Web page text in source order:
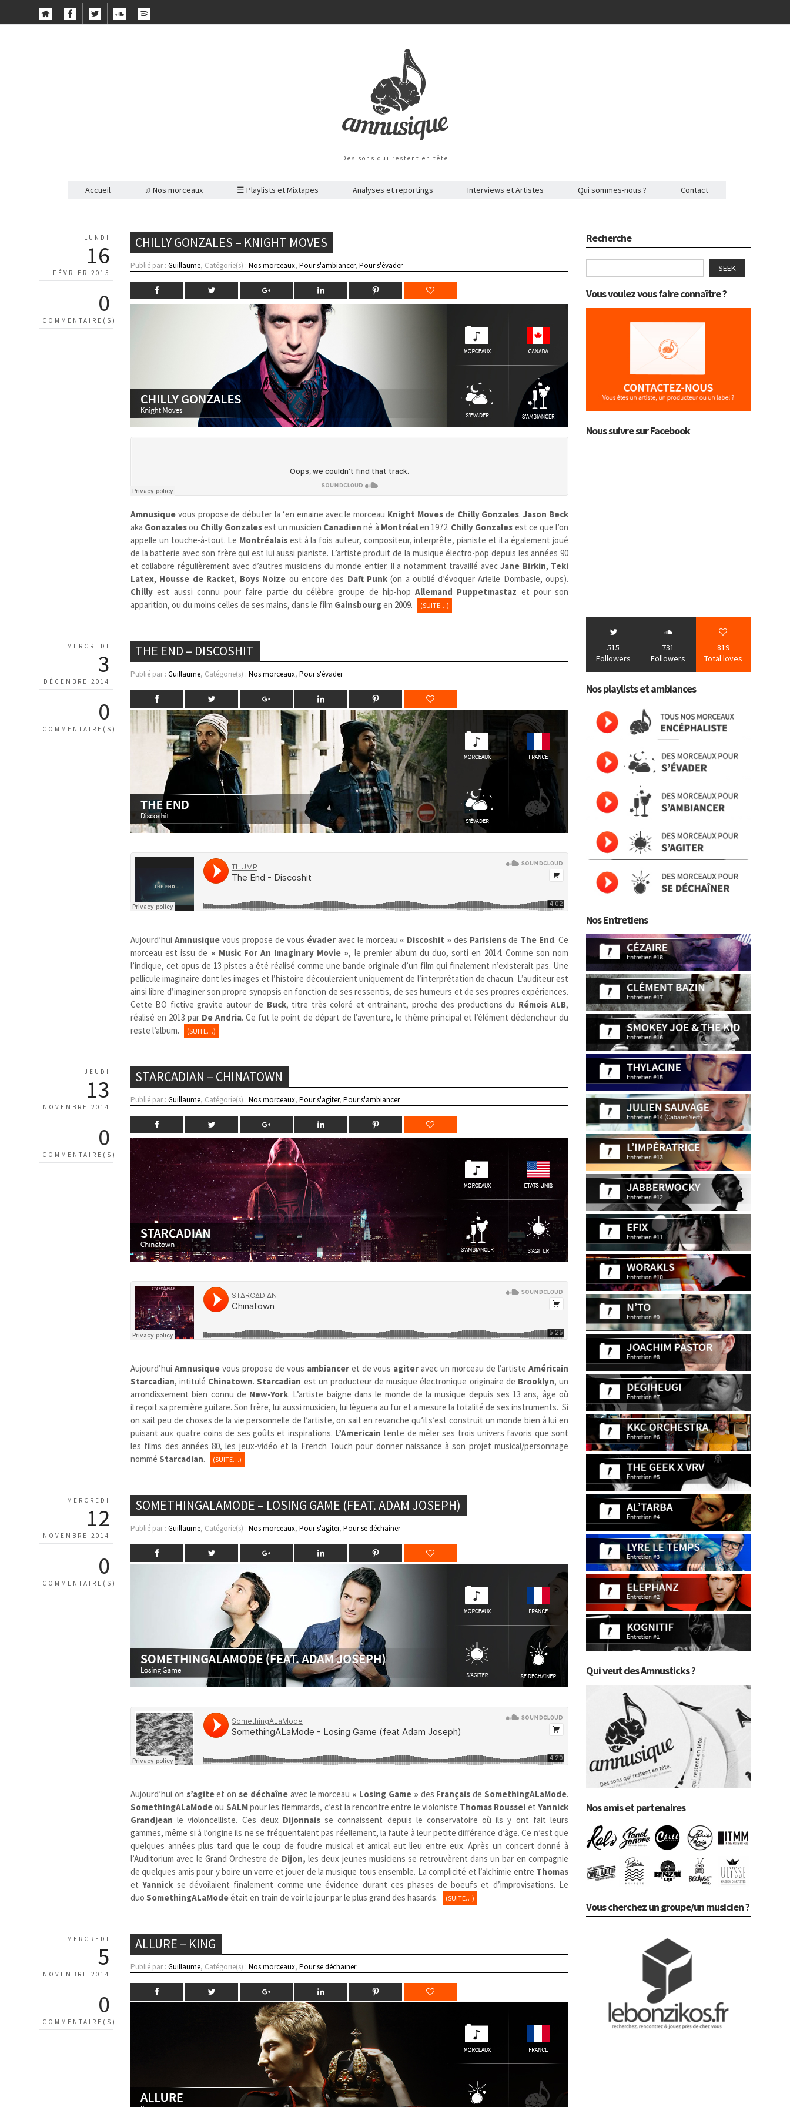
Des sons qui restent en tête
Accueil ♫ Nos morceaux ☰ Playlists et Mixtapes Analyses et reportings Interviews et Artistes Qui sommes-nous ? Contact
LUNDI
16
FÉVRIER 2015
0
COMMENTAIRE(S)
CHILLY GONZALES – KNIGHT MOVES
Publié par :Guillaume, Catégorie(s) :Nos morceaux,Pour s'ambiancer,Pour s'évader
Amnusique vous propose de débuter la ‘en emaine avec le morceau Knight Movesde Chilly Gonzales.Jason Beck
aka Gonazalesou Chilly Gonzalesest un musicien Canadien né à Montréalen 1972. Chilly Gonzales est ce que l’on
appelle un touche-à-tout. Le Montréalais est à la fois auteur, compositeur, interprête, pianiste et il a également joué
de la batterie avec son frère qui est lui aussi pianiste. L’artiste produit de la musique électro-pop depuis les années 90
et collabore régulièrement avec d’autres musiciens du monde entier. Il a notamment travaillé avecJane Birkin, Teki
Latex, Housse de Racket, Boys Noize ou encore des Daft Punk(on a oublié d’évoquer Arielle Dombasle, oups).
Chilly est aussi connu pour faire partie du célèbre groupe de hip-hopAllemand Puppetmastaz et pour son
apparition, ou du moins celles de ses mains, dans le film Gainsbourgen 2009. (SUITE…)
MERCREDI
3
DÉCEMBRE 2014
0
COMMENTAIRE(S)
THE END – DISCOSHIT
Publié par :Guillaume, Catégorie(s) :Nos morceaux,Pour s'évader
Aujourd’hui Amnusiquevous propose de vous évaderavec le morceau « Discoshit » des Parisiensde The End. Ce
morceau est issu de « Music For An Imaginary Movie », le premier album du duo, sorti en 2014. Comme son nom
l’indique, cet opus de 13 pistes a été réalisé comme une bande originale d’un film qui finalement n’existerait pas. Une
pellicule imaginaire dont les images et l’histoire découleraient uniquement de l’interprétation de chacun. L’auditeur est
ainsi libre d’imaginer son propre synopsis en fonction de ses ressentis, de ses humeurs et de ses propres expériences.
Cette BO fictive gravite autour de Buck, titre très coloré et entrainant, proche des productions du Rémois ALB,
réalisé en 2013 par De Andria. Ce fut le point de départ de l’aventure, le thème principal et l’élément déclencheur du
reste l’album.
(SUITE…)
JEUDI
13
NOVEMBRE 2014
0
COMMENTAIRE(S)
STARCADIAN – CHINATOWN
Publié par :Guillaume, Catégorie(s) :Nos morceaux,Pour s'agiter,Pour s'ambiancer
Aujourd’hui Amnusiquevous propose de vous ambianceret de vous agiter avec un morceau de l’artisteAméricain
Starcadian, intitulé Chinatown.Starcadian est un producteur de musique électronique originaire de Brooklyn, un
arrondissement bien connu de New-York. L’artiste baigne dans le monde de la musique depuis ses 13 ans, âge où
il reçoit sa première guitare. Son frère, lui aussi musicien, lui lèguera au fur et a mesure la totalité de ses instruments. Si
on sait peu de choses de la vie personnelle de l’artiste, on sait en revanche qu’il s’est construit un monde bien à lui en
puisant aux quatre coins de ses goûts et inspirations. L’Americain tente de mêler ses trois univers favoris que sont
les films des années 80, les jeux-vidéo et la French Touch pour donner naissance à son projet musical/personnage
nomméStarcadian. (SUITE…)
MERCREDI
12
NOVEMBRE 2014
0
COMMENTAIRE(S)
SOMETHINGALAMODE – LOSING GAME (FEAT. ADAM JOSEPH)
Publié par :Guillaume, Catégorie(s) :Nos morceaux,Pour s'agiter,Pour se déchainer
Aujourd’hui on s’agiteet onse déchaîneavec le morceau « Losing Game » des Français deSomethingALaMode.
SomethingALaModeou SALMpour les flemmards, c’est la rencontre entre le violoniste Thomas Roussel et Yannick
Grandjean le violoncelliste. Ces deux Dijonnaisse connaissent depuis le conservatoire où ils y ont fait leurs
gammes, même si à l’origine ils ne se fréquentaient pas réellement, la faute à leur petite différence d’âge. Ce n’est que
quelques années plus tard que le coup de foudre musical et amical eut lieu entre eux. Après un concert donné à
l’Auditorium avec le Grand Orchestre de Dijon,les deux jeunes musiciens se retrouvèrent dans un bar en compagnie
de quelques amis pour y boire un verre et jouer de la musique tous ensemble. La complicité et l’alchimie entre Thomas
etYannick se dévoilaient finalement comme une évidence durant ces phases de boeufs et d’improvisations. Le
duoSomethingALaModeétait en train de voir le jour par le plus grand des hasards. (SUITE…)
MERCREDI
5
NOVEMBRE 2014
0
COMMENTAIRE(S)
ALLURE – KING
Publié par :Guillaume, Catégorie(s) :Nos morceaux,Pour se déchainer
Recherche
SEEK
Vous voulez vous faire connaître ?
Nous suivre sur Facebook
515
Followers
731
Followers
819
Total loves
Nos playlists et ambiances
Nos Entretiens
Qui veut des Amnusticks ?
Nos amis et partenaires
Vous cherchez un groupe/un musicien ?